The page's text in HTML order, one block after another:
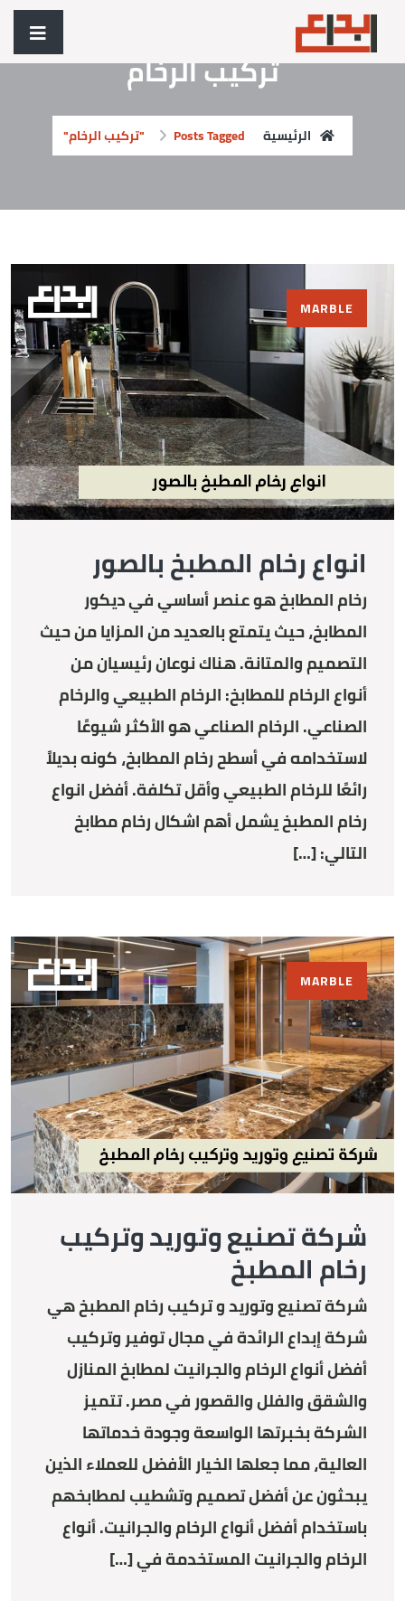
تركيب الرخام
الرئيسية Posts Tagged "تركيب الرخام"
MARBLE
انواع رخام المطبخ بالصور
رخام المطابخ هو عنصر أساسي في ديكور
المطابخ، حيث يتمتع بالعديد من المزايا من حيث
التصميم والمتانة. هناك نوعان رئيسيان من
أنواع الرخام للمطابخ: الرخام الطبيعي والرخام
الصناعي. الرخام الصناعي هو الأكثر شيوعًا
لاستخدامه في أسطح رخام المطابخ، كونه بديلاً
رائعًا للرخام الطبيعي وأقل تكلفة. أفضل انواع
رخام المطبخ يشمل أهم اشكال رخام مطابخ
التالي: […]
MARBLE
شركة تصنيع وتوريد وتركيب
رخام المطبخ
شركة تصنيع وتوريد و تركيب رخام المطبخ هي
شركة إبداع الرائدة في مجال توفير وتركيب
أفضل أنواع الرخام والجرانيت لمطابخ المنازل
والشقق والفلل والقصور في مصر. تتميز
الشركة بخبرتها الواسعة وجودة خدماتها
العالية، مما جعلها الخيار الأفضل للعملاء الذين
يبحثون عن أفضل تصميم وتشطيب لمطابخهم
باستخدام أفضل أنواع الرخام والجرانيت. أنواع
الرخام والجرانيت المستخدمة في […]